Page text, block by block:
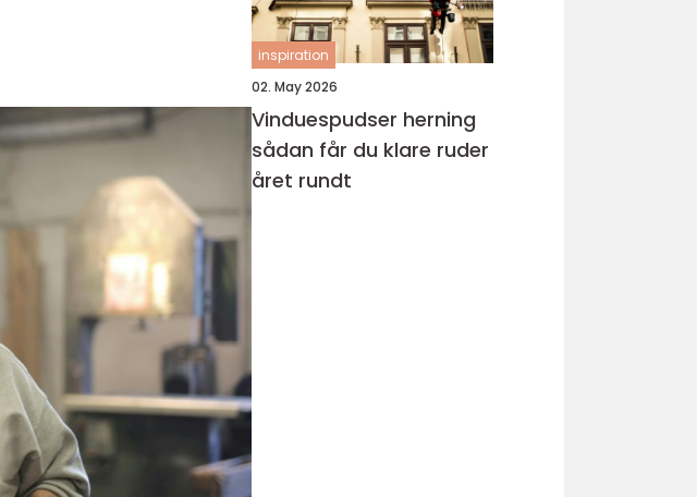
inspiration
02. May 2026
Vinduespudser herning
sådan får du klare ruder
året rundt